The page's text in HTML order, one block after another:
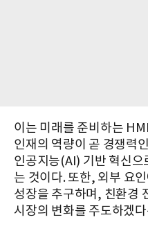
이는 미래를 준비하는
인재의 역량이 곧 경쟁력
인공지능(AI) 기반 혁신
는 것이다. 또한, 외부 요
성장을 추구하며, 친환경
시장의 변화를 주도하겠